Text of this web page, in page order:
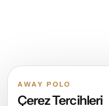
AWAY POLO
Çerez Tercihleri